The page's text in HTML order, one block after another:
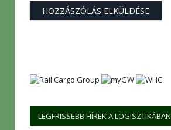
LEGFRISSEBB HÍREK A LOGISZTIKÁBAN